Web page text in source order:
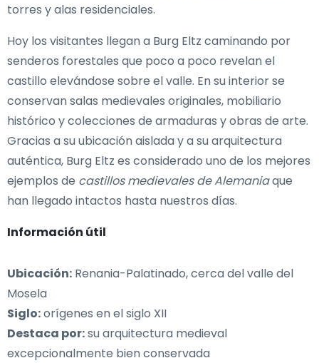
torres y alas residenciales.
Hoy los visitantes llegan a Burg Eltz caminando por
senderos forestales que poco a poco revelan el
castillo elevándose sobre el valle. En su interior se
conservan salas medievales originales, mobiliario
histórico y colecciones de armaduras y obras de arte.
Gracias a su ubicación aislada y a su arquitectura
auténtica, Burg Eltz es considerado uno de los mejores
ejemplos de castillos medievales de Alemaniaque
han llegado intactos hasta nuestros días.
Información útil
Ubicación: Renania-Palatinado, cerca del valle del
Mosela
Siglo:orígenes en el siglo XII
Destaca por:su arquitectura medieval
excepcionalmente bien conservada